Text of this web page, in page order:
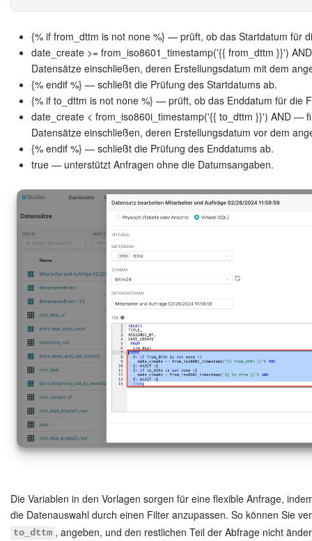
Videokonferenzen
Telefonie
Einstellungen
Bitrix24 Messenger
Allgemeine Fragen
{% if from_dttm is not none %} — prüft, ob das Startdatum für
date_create >= from_iso8601_timestamp('{{ from_dttm }}')
Datensätze einschließen, deren Erstellungsdatum mit dem
{% endif %} — schließt die Prüfung des Startdatums ab.
{% if to_dttm is not none %} — prüft, ob das Enddatum für die
date_create < from_iso860i_timestamp('{{ to_dttm }}') AND —
Datensätze einschließen, deren Erstellungsdatum vor dem
{% endif %} — schließt die Prüfung des Enddatums ab.
true — unterstützt Anfragen ohne die Datumsangaben.
Die Variablen in den Vorlagen sorgen für eine flexible Anfrage,
die Datenauswahl durch einen Filter anzupassen. So können Sie
to_dttm , angeben, und den restlichen Teil der Abfrage nicht